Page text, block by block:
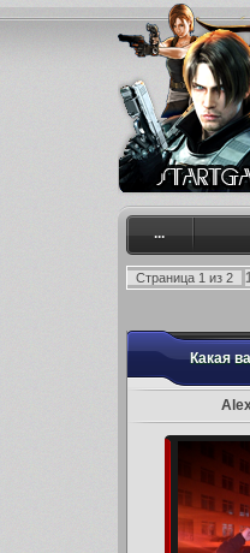
...
Страница 1 из 2
Какая